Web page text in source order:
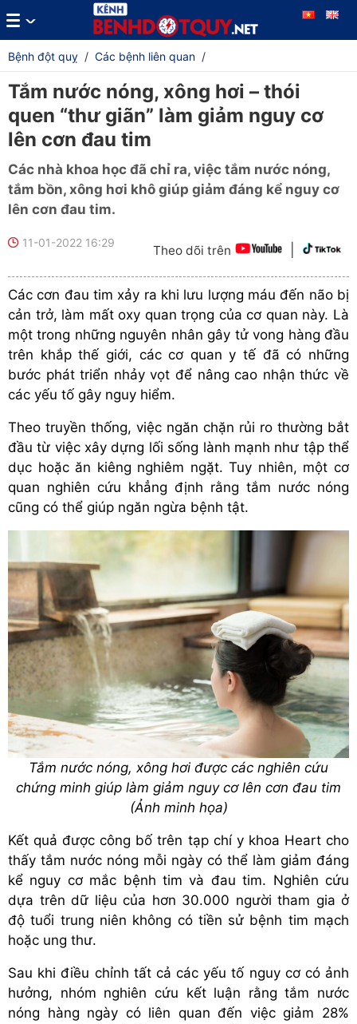
Bệnh đột quỵ / Các bệnh liên quan /
Tắm nước nóng, xông hơi – thói
quen “thư giãn” làm giảm nguy cơ
lên cơn đau tim
Các nhà khoa học đã chỉ ra, việc tắm nước nóng,
tắm bồn, xông hơi khô giúp giảm đáng kể nguy cơ
lên cơn đau tim.
11-01-2022 16:29 Theo dõi trên
Các cơn đau tim xảy ra khi lưu lượng máu đến não bị
cản trở, làm mất oxy quan trọng của cơ quan này. Là
một trong những nguyên nhân gây tử vong hàng đầu
trên khắp thế giới, các cơ quan y tế đã có những
bước phát triển nhảy vọt để nâng cao nhận thức về
các yếu tố gây nguy hiểm.
Theo truyền thống, việc ngăn chặn rủi ro thường bắt
đầu từ việc xây dựng lối sống lành mạnh như tập thể
dục hoặc ăn kiêng nghiêm ngặt. Tuy nhiên, một cơ
quan nghiên cứu khẳng định rằng tắm nước nóng
cũng có thể giúp ngăn ngừa bệnh tật.
Tắm nước nóng, xông hơi được các nghiên cứu
chứng minh giúp làm giảm nguy cơ lên cơn đau tim
(Ảnh minh họa)
Kết quả được công bố trên tạp chí y khoa Heart cho
thấy tắm nước nóng mỗi ngày có thể làm giảm đáng
kể nguy cơ mắc bệnh tim và đau tim. Nghiên cứu
dựa trên dữ liệu của hơn 30.000 người tham gia ở
độ tuổi trung niên không có tiền sử bệnh tim mạch
hoặc ung thư.
Sau khi điều chỉnh tất cả các yếu tố nguy cơ có ảnh
hưởng, nhóm nghiên cứu kết luận rằng tắm nước
nóng hàng ngày có liên quan đến việc giảm 28%